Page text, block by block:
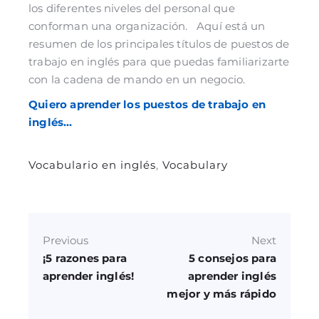
los diferentes niveles del personal que
conforman una organización. Aquí está un
resumen de los principales títulos de puestos de
trabajo en inglés para que puedas familiarizarte
con la cadena de mando en un negocio.
Quiero aprender los puestos de trabajo en
inglés…
Vocabulario en inglés, Vocabulary
Previous
¡5 razones para
aprender inglés!
Next
5 consejos para
aprender inglés
mejor y más rápido